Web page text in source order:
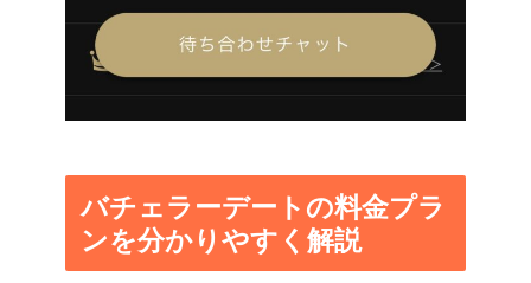
バチェラーデートの料金プラ
ンを分かりやすく解説